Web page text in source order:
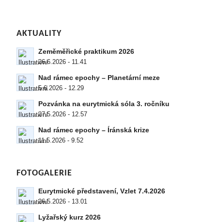
AKTUALITY
Zeměměřické praktikum 2026
26.6.2026 - 11.41
Nad rámec epochy – Planetární meze
5.6.2026 - 12.29
Pozvánka na eurytmická sóla 3. ročníku
27.5.2026 - 12.57
Nad rámec epochy – Íránská krize
11.5.2026 - 9.52
FOTOGALERIE
Eurytmické představení, Vzlet 7.4.2026
26.5.2026 - 13.01
Lyžařský kurz 2026